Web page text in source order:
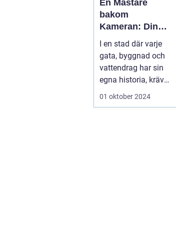
En Mästare
bakom
Kameran: Din
Fotograf i
Stockholm
I en stad där varje
gata, byggnad och
vattendrag har sin
egna historia, krävs
en riktig ko...
01 oktober 2024